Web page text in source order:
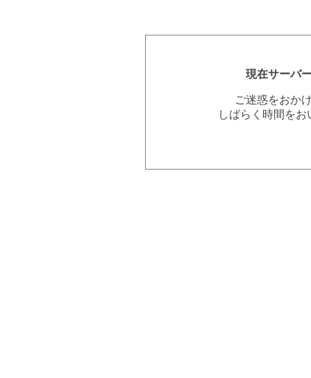
現在サーバ
ご迷惑をおか
しばらく時間を